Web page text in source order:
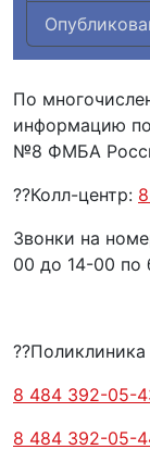
По
информацию
№8 ФМБА
??Колл-центр:
Звонки на
00 до 14-00 по
8 484 392-05-
8 484 392-05-